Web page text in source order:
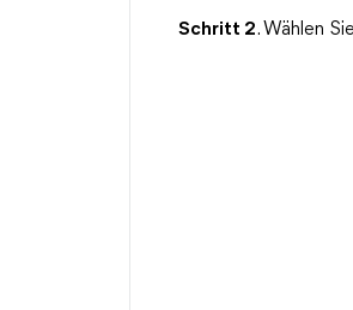
Schritt 2. Wählen